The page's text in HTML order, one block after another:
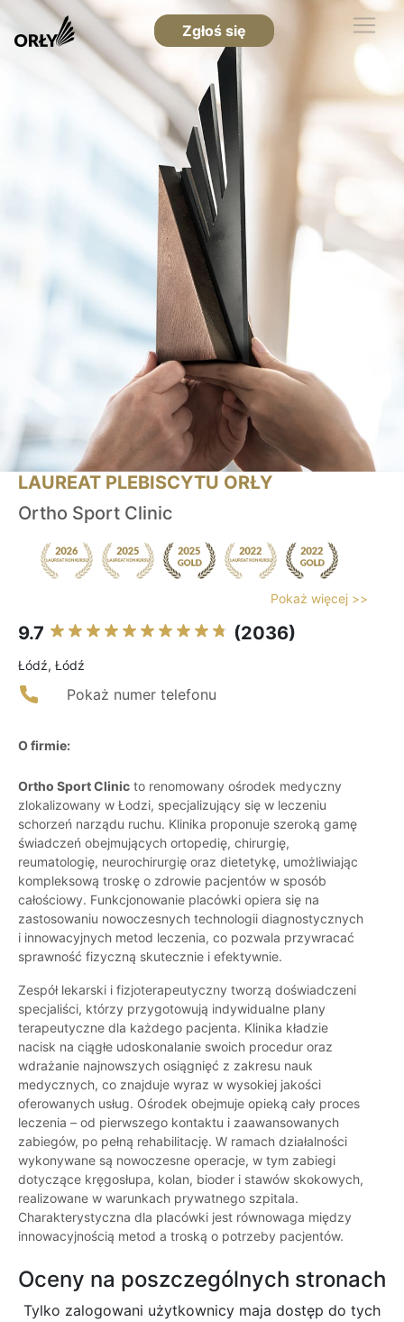
Zgłoś się
LAUREAT PLEBISCYTU ORŁY
Ortho Sport Clinic
Pokaż więcej >>
9.7 (2036)
Łódź, Łódź
Pokaż numer telefonu
O firmie:
Ortho Sport Clinic to renomowany ośrodek medyczny
zlokalizowany w Łodzi, specjalizujący się w leczeniu
schorzeń narządu ruchu. Klinika proponuje szeroką gamę
świadczeń obejmujących ortopedię, chirurgię,
reumatologię, neurochirurgię oraz dietetykę, umożliwiając
kompleksową troskę o zdrowie pacjentów w sposób
całościowy. Funkcjonowanie placówki opiera się na
zastosowaniu nowoczesnych technologii diagnostycznych
i innowacyjnych metod leczenia, co pozwala przywracać
sprawność fizyczną skutecznie i efektywnie.
Zespół lekarski i fizjoterapeutyczny tworzą doświadczeni
specjaliści, którzy przygotowują indywidualne plany
terapeutyczne dla każdego pacjenta. Klinika kładzie
nacisk na ciągłe udoskonalanie swoich procedur oraz
wdrażanie najnowszych osiągnięć z zakresu nauk
medycznych, co znajduje wyraz w wysokiej jakości
oferowanych usług. Ośrodek obejmuje opieką cały proces
leczenia – od pierwszego kontaktu i zaawansowanych
zabiegów, po pełną rehabilitację. W ramach działalności
wykonywane są nowoczesne operacje, w tym zabiegi
dotyczące kręgosłupa, kolan, bioder i stawów skokowych,
realizowane w warunkach prywatnego szpitala.
Charakterystyczna dla placówki jest równowaga między
innowacyjnością metod a troską o potrzeby pacjentów.
Oceny na poszczególnych stronach
Tylko zalogowani użytkownicy maja dostęp do tych